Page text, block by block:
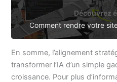
Découvrez
Comment rendre votre
En somme, l’alignement
transformer l’IA d’un simple
croissance. Pour plus